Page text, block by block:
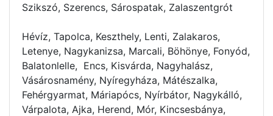
Szikszó, Szerencs, Sárospatak, Zalaszentgrót
Hévíz, Tapolca, Keszthely, Lenti, Zalakaros,
Letenye, Nagykanizsa, Marcali, Böhönye, Fonyód,
Balatonlelle, Encs, Kisvárda, Nagyhalász,
Vásárosnamény, Nyíregyháza, Mátészalka,
Fehérgyarmat, Máriapócs, Nyírbátor, Nagykálló,
Várpalota, Ajka, Herend, Mór, Kincsesbánya,